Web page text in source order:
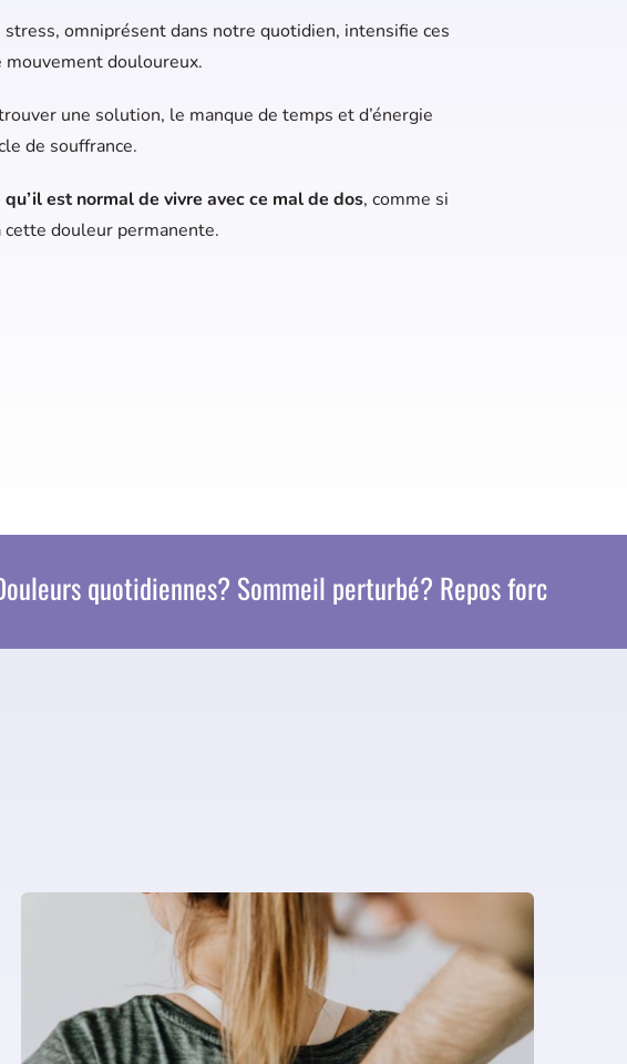
stress, omniprésent dans notre quotidien, intensifie ces
mouvement douloureux.
une solution, le manque de temps et d’énergie
de souffrance.
est normal de vivre avec ce mal de dos, comme si
cette douleur permanente.
Sommeil perturbé? Repos forcé? Douleurs